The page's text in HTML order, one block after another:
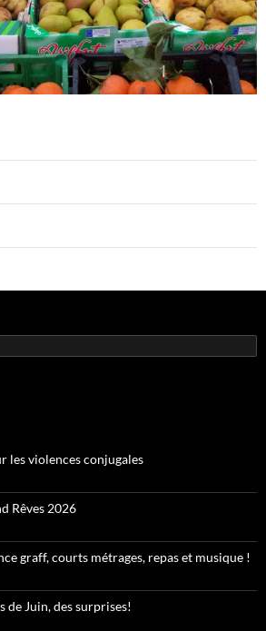
les violences conjugales
Rêves 2026
graff, courts métrages, repas et musique !
de Juin, des surprises!